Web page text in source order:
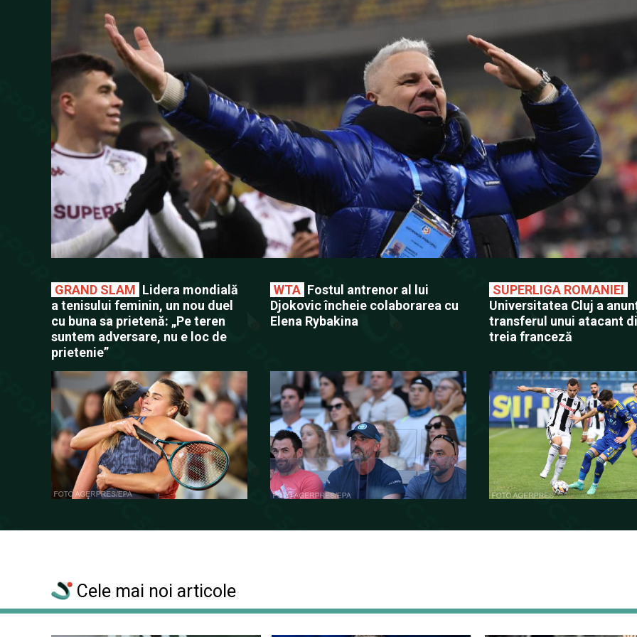
GRAND SLAM Lidera mondială
a tenisului feminin, un nou duel
cu buna sa prietenă: „Pe teren
suntem adversare, nu e loc de
prietenie”
WTA Fostul antrenor al lui
Djokovic încheie colaborarea cu
Elena Rybakina
SUPERLIGA ROMANIEI
Universitatea Cluj a
transferul unui atacant
treia franceză
Cele mai noi articole